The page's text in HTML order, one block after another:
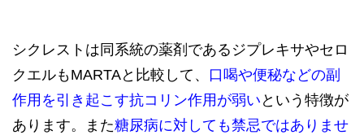
シクレストは同系統の薬剤であるジプレキサやセロ
クエルもMARTAと比較して、 口喝や便秘などの副
作用を引き起こす抗コリン作用が弱い という特徴が
あります。また糖尿病に対しても禁忌ではありませ